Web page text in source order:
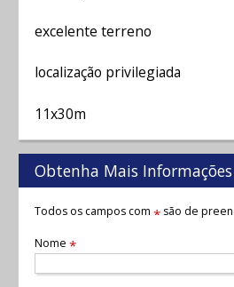
excelente terreno
localização privilegiada
11x30m
Obtenha Mais Informações
Todos os campos com *são de
Nome *